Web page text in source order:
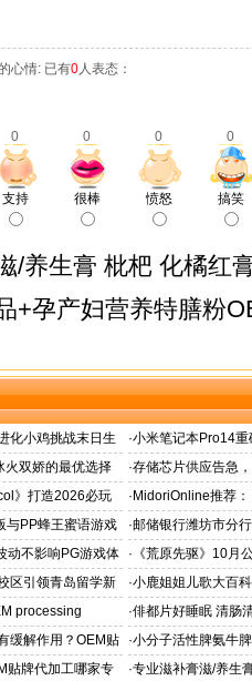
心情: 已有0人表态：
0 0 0 0
支持 很棒 愤怒 搞笑
/养生膏 枇杷 化橘红
+孕产妇营养特膳粉
化小鸡挑战末日生
·小米笔记本Pro14
帧游戏表现
火双娇的最优选择 ·存储芯片供应告急
题！
》打造2026必玩
· MidoriOnline推荐
章
与PP蜂王蜜语游戏
·邮储银行潍坊市分
动不影响PG游戏体
· 《荒原先驱》10月
来袭
区引领青岛留学新
·小鹿姐姐儿歌大百科
processing ·俳都片好睡眠 清肠
缓解作用？OEM贴
·小分子活性脾氨牛
格
贴牌代加工哪家专
·专业滋补膏滋/养生